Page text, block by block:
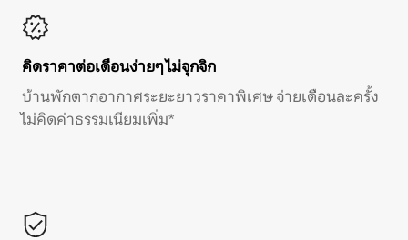
คิดราคาต่อเดือนง่ายๆ ไม่จุกจิก
บ้านพักตากอากาศระยะยาวราคาพิเศษ จ่ายเดือนละครั้ง
ไม่คิดค่าธรรมเนียมเพิ่ม*